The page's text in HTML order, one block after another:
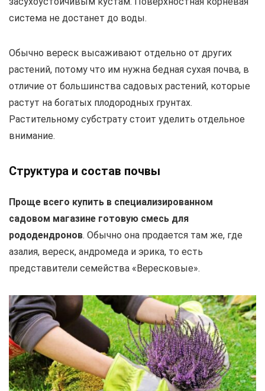
система не достанет до воды.
Обычно вереск высаживают отдельно от других
растений, потому что им нужна бедная сухая почва, в
отличие от большинства садовых растений, которые
растут на богатых плодородных грунтах.
Растительному субстрату стоит уделить отдельное
внимание.
Структура и состав почвы
Проще всего купить в специализированном
садовом магазине готовую смесь для
рододендронов. Обычно она продается там же, где
азалия, вереск, андромеда и эрика, то есть
представители семейства «Вересковые».